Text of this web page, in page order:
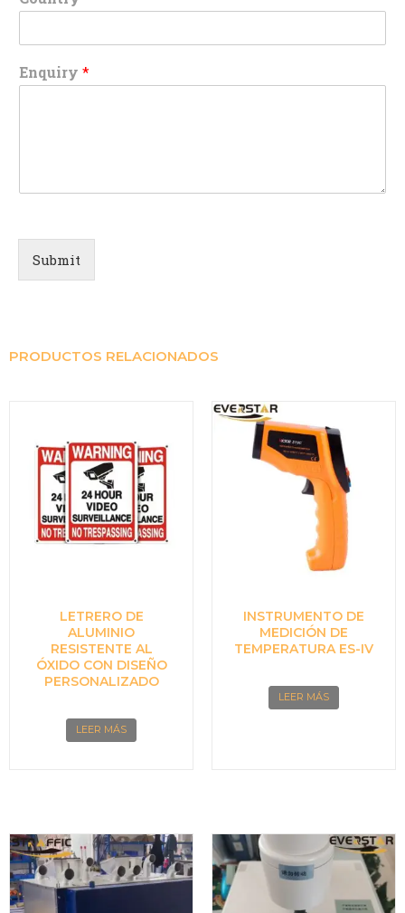
Enquiry *
Submit
PRODUCTOS RELACIONADOS
LETRERO DE
ALUMINIO
RESISTENTE AL
ÓXIDO CON DISEÑO
PERSONALIZADO
LEER MÁS
INSTRUMENTO DE
MEDICIÓN DE
TEMPERATURA ES-IV
LEER MÁS